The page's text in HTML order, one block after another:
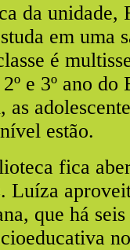
da unidade,
em uma
é
e 3º ano
estão.
fica
Luíza
que há seis